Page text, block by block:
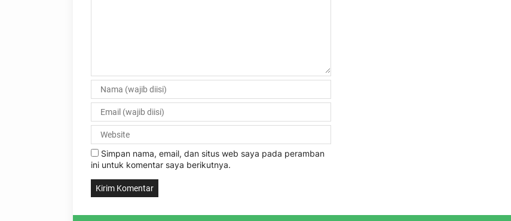
Simpan nama, email, dan situs web saya pada peramban
ini untuk komentar saya berikutnya.